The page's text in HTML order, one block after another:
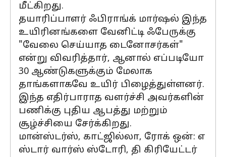
மீட்கிறது.
தயாரிப்பாளர் ஃபிராங்க் மார்ஷல் இந்த
உயிரினங்களை வேனிட்டி ஃபேருக்கு
"வேலை செய்யாத டைனோசர்கள்"
என்று விவரித்தார், ஆனால் எப்படியோ
30 ஆண்டுகளுக்கும் மேலாக
தாங்களாகவே உயிர் பிழைத்துள்ளனர்.
இந்த எதிர்பாராத வளர்ச்சி அவர்களின்
பணிக்கு புதிய ஆபத்து மற்றும்
சூழ்ச்சியை சேர்க்கிறது.
மான்ஸ்டர்ஸ், காட்ஜில்லா, ரோக் ஒன்: எ
ஸ்டார் வார்ஸ் ஸ்டோரி, தி கிரியேட்டர்